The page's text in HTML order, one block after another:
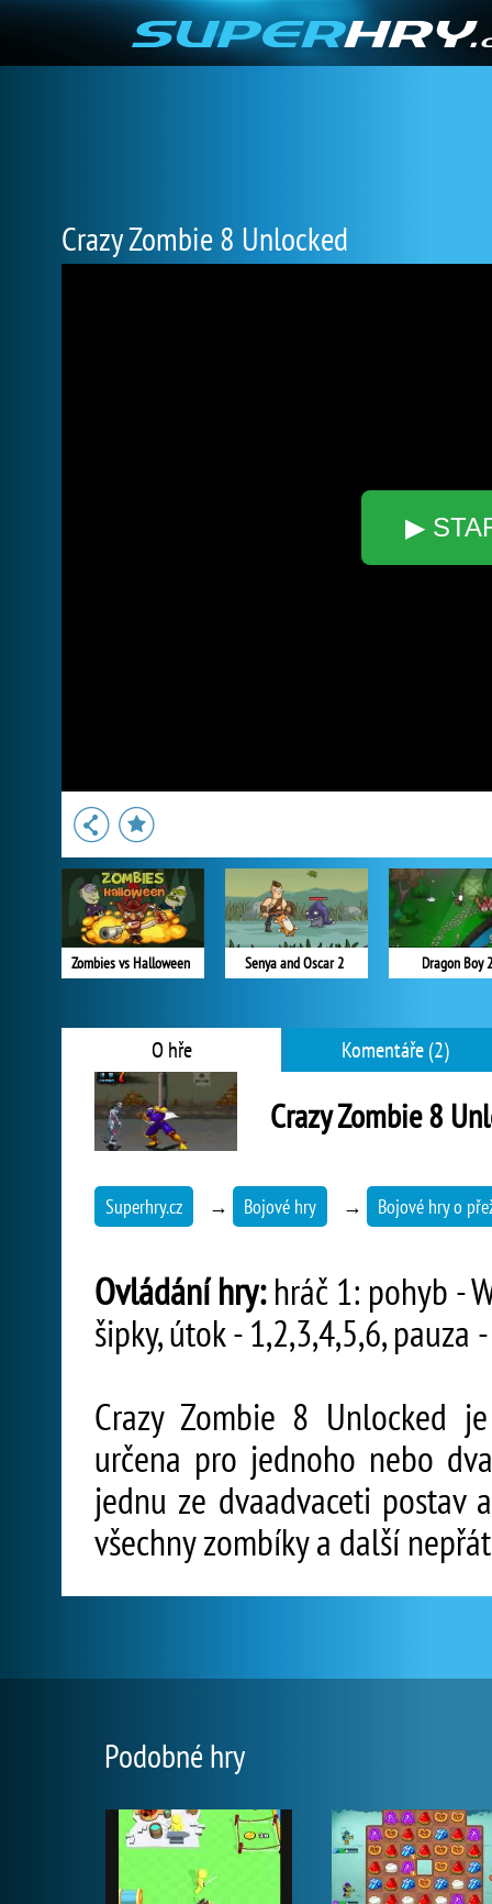
Crazy Zombie 8 Unlocked
▶
Zombies vs Halloween Senya and Oscar 2 Dragon Boy 2
O hře Komentáře (2)
Crazy Zombie 8
Superhry.cz → Bojové hry → Bojové hry o
Ovládání hry:hráč 1: pohyb -
šipky, útok - 1,2,3,4,5,6, pauza
Crazy Zombie 8 Unlocked
určena pro jednoho nebo
jednu ze dvaadvaceti postav
všechny zombíky a další
Podobné hry